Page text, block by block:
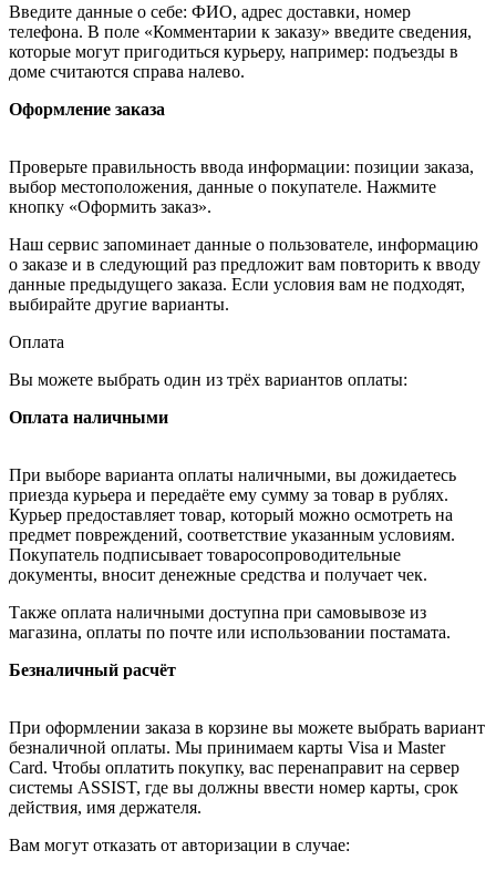
Введите данные о себе: ФИО, адрес доставки, номер
телефона. В поле «Комментарии к заказу» введите сведения,
которые могут пригодиться курьеру, например: подъезды в
доме считаются справа налево.
Оформление заказа
Проверьте правильность ввода информации: позиции заказа,
выбор местоположения, данные о покупателе. Нажмите
кнопку «Оформить заказ».
Наш сервис запоминает данные о пользователе, информацию
о заказе и в следующий раз предложит вам повторить к вводу
данные предыдущего заказа. Если условия вам не подходят,
выбирайте другие варианты.
Оплата
Вы можете выбрать один из трёх вариантов оплаты:
Оплата наличными
При выборе варианта оплаты наличными, вы дожидаетесь
приезда курьера и передаёте ему сумму за товар в рублях.
Курьер предоставляет товар, который можно осмотреть на
предмет повреждений, соответствие указанным условиям.
Покупатель подписывает товаросопроводительные
документы, вносит денежные средства и получает чек.
Также оплата наличными доступна при самовывозе из
магазина, оплаты по почте или использовании постамата.
Безналичный расчёт
При оформлении заказа в корзине вы можете выбрать вариант
безналичной оплаты. Мы принимаем карты Visa и Master
Card. Чтобы оплатить покупку, вас перенаправит на сервер
системы ASSIST, где вы должны ввести номер карты, срок
действия, имя держателя.
Вам могут отказать от авторизации в случае: